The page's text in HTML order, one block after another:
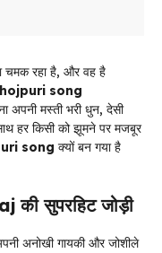
चमक रहा है, और वह है
song
अपनी मस्ती भरी धुन, देसी
हर किसी को झूमने पर मजबूर
song क्यों बन गया है
की सुपरहिट जोड़ी
अनोखी गायकी और जोशीले